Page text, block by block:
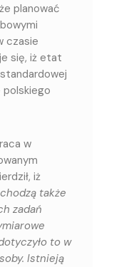
planować
czasie
się, iż etat
w
iż
także
zadań
to w
Istnieją